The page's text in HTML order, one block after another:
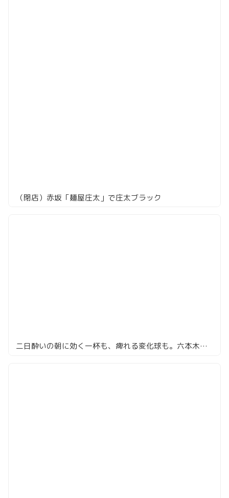
（閉店）赤坂「麺屋庄太」で庄太ブラック
二日酔いの朝に効く一杯も、痺れる変化球も。六本木・麻布のラーメン8選